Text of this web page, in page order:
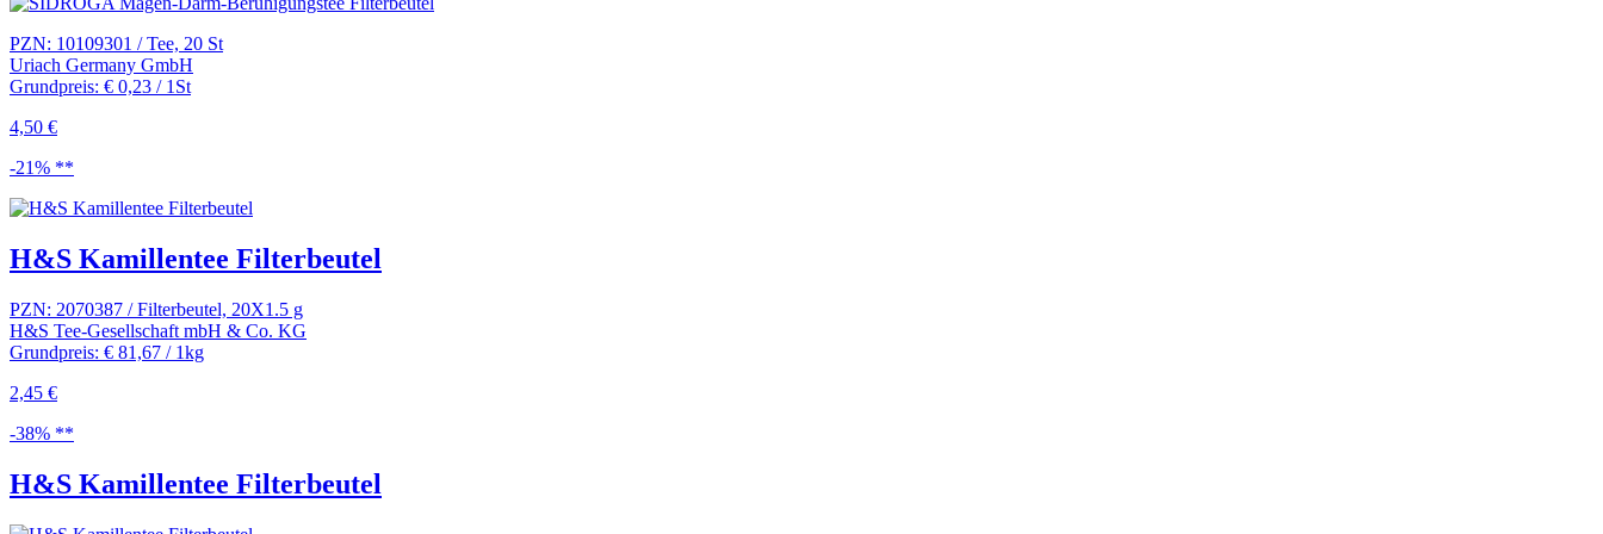
PZN: 10109301 / Tee, 20 St
Uriach Germany GmbH
Grundpreis: € 0,23 / 1St
4,50 €
-21% **
H&S Kamillentee Filterbeutel
PZN: 2070387 / Filterbeutel, 20X1.5 g
H&S Tee-Gesellschaft mbH & Co. KG
Grundpreis: € 81,67 / 1kg
2,45 €
-38% **
H&S Kamillentee Filterbeutel